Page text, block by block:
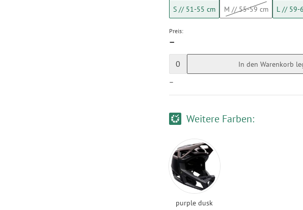
S // 51-55 cm M // 55-59 cm L // 59-
Preis:
—
0 In den Warenkorb
—
Weitere Farben:
purple dusk